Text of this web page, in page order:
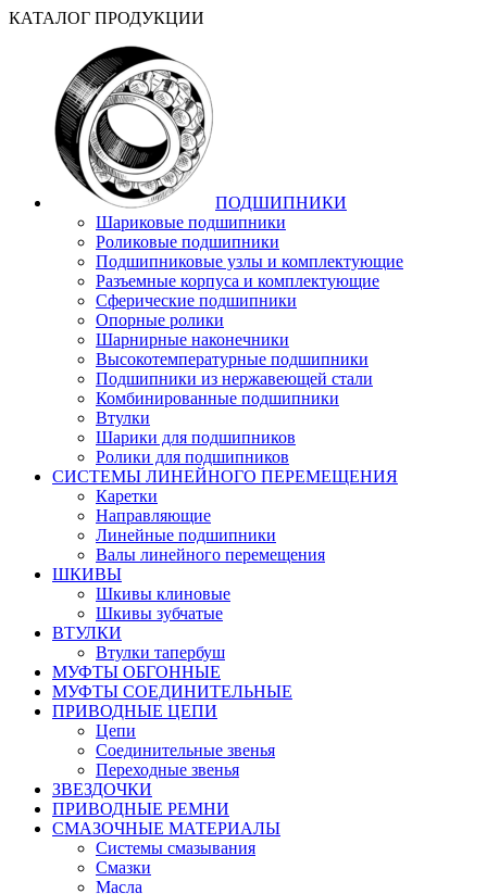
КАТАЛОГ ПРОДУКЦИИ
ПОДШИПНИКИ
Шариковые подшипники
Роликовые подшипники
Подшипниковые узлы и комплектующие
Разъемные корпуса и комплектующие
Сферические подшипники
Опорные ролики
Шарнирные наконечники
Высокотемпературные подшипники
Подшипники из нержавеющей стали
Комбинированные подшипники
Втулки
Шарики для подшипников
Ролики для подшипников
СИСТЕМЫ ЛИНЕЙНОГО ПЕРЕМЕЩЕНИЯ
Каретки
Направляющие
Линейные подшипники
Валы линейного перемещения
ШКИВЫ
Шкивы клиновые
Шкивы зубчатые
ВТУЛКИ
Втулки тапербуш
МУФТЫ ОБГОННЫЕ
МУФТЫ СОЕДИНИТЕЛЬНЫЕ
ПРИВОДНЫЕ ЦЕПИ
Цепи
Соединительные звенья
Переходные звенья
ЗВЕЗДОЧКИ
ПРИВОДНЫЕ РЕМНИ
СМАЗОЧНЫЕ МАТЕРИАЛЫ
Системы смазывания
Смазки
Масла